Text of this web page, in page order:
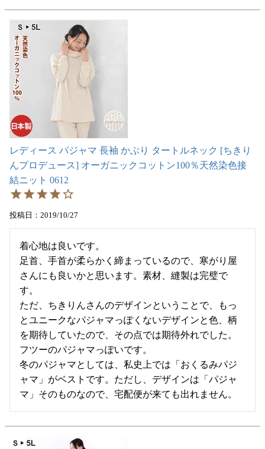
レディース パジャマ 長袖 かぶり タートルネック [ちきり
んプロデュース] オーガニックコットン100％天然染色接
結ニット 0612
投稿日 2019/10/27
着心地は良いです。
足首、手首が柔らかく締まっているので、寒がり屋
さんにも良いかと思います。素材、縫製は完璧で
す。
ただ、ちきりんさんのデザインということで、もっ
とユニークなパジャマっぽくないデザインと色、柄
を期待していたので、その点では期待外れでした。
フツーのパジャマっぽいです。
冬のパジャマとしては、私史上では「おくるみパジ
ャマ」がベストです。ただし、デザインは「パジャ
マ」そのものなので、宅配便が来ても出れません。